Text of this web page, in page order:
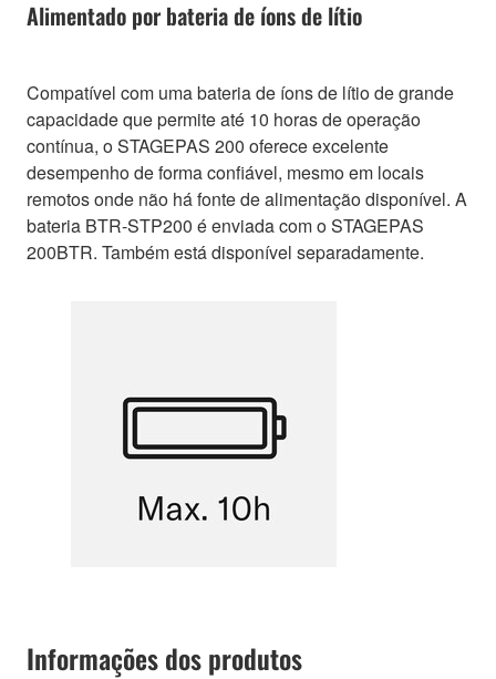
Alimentado por bateria de íons de lítio
Compatível com uma bateria de íons de lítio de grande
capacidade que permite até 10 horas de operação
contínua, o STAGEPAS 200 oferece excelente
desempenho de forma confiável, mesmo em locais
remotos onde não há fonte de alimentação disponível. A
bateria BTR-STP200 é enviada com o STAGEPAS
200BTR. Também está disponível separadamente.
Informações dos produtos